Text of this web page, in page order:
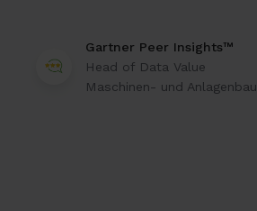
Gartner Peer Insights™
Head of Data Value
Maschinen- und Anlagenbau